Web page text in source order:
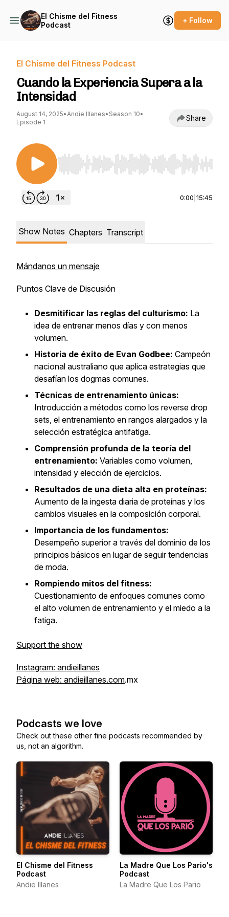
El Chisme del Fitness
Podcast
+ Follow
El Chisme del Fitness Podcast
Cuando la Experiencia Supera a la
Intensidad
August 14, 2025•Andie Illanes• Season 10•
Episode 1
Share
Use Left/Right to seek, Home/End to jump to
0:00 15:45
Show Notes Chapters Transcript
Mándanos un mensaje
Puntos Clave de Discusión
Desmitificar las reglas del culturismo: La
idea de entrenar menos días y con menos
volumen.
Historia de éxito de Evan Godbee: Campeón
nacional australiano que aplica estrategias que
desafían los dogmas comunes.
Técnicas de entrenamiento únicas:
Introducción a métodos como los reverse drop
sets, el entrenamiento en rangos alargados y la
selección estratégica antifatiga.
Comprensión profunda de la teoría del
entrenamiento: Variables como volumen,
intensidad y elección de ejercicios.
Resultados de una dieta alta en proteínas:
Aumento de la ingesta diaria de proteínas y los
cambios visuales en la composición corporal.
Importancia de los fundamentos:
Desempeño superior a través del dominio de los
principios básicos en lugar de seguir tendencias
de moda.
Rompiendo mitos del fitness:
Cuestionamiento de enfoques comunes como
el alto volumen de entrenamiento y el miedo a la
fatiga.
Support the show
Instagram: andieillanes
Página web: andieillanes.com.mx
Podcasts we love
Check out these other fine podcasts recommended by
us, not an algorithm.
El Chisme del Fitness
Podcast
Andie Illanes
La Madre Que Los Pario's
Podcast
La Madre Que Los Pario